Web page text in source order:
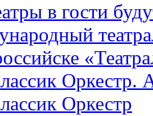
в гости
Оркестр.
Оркестр